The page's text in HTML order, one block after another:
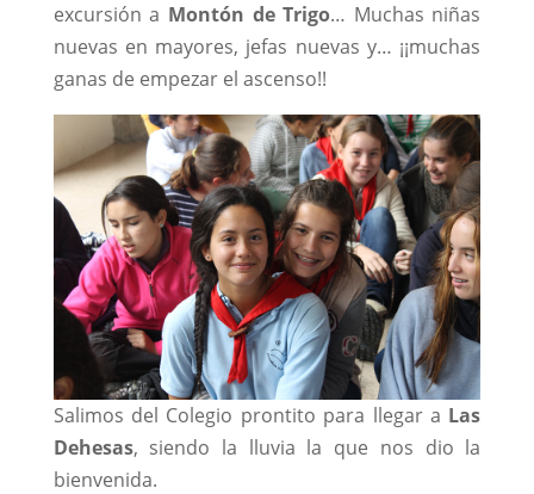
excursión a Montón de Trigo… Muchas niñas
nuevas en mayores, jefas nuevas y… ¡¡muchas
ganas de empezar el ascenso!!
Salimos del Colegio prontito para llegar a Las
Dehesas, siendo la lluvia la que nos dio la
bienvenida.